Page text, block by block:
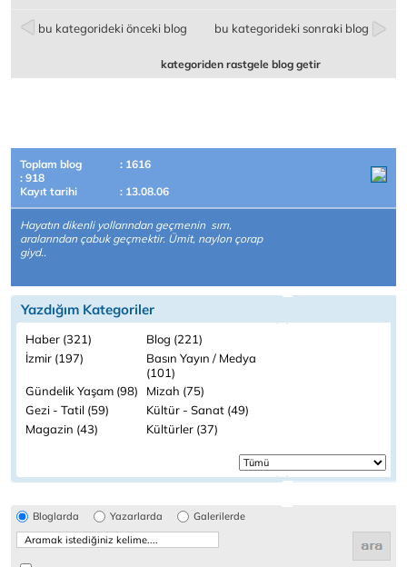
bu kategorideki önceki blog bu kategorideki sonraki blog
kategoriden rastgele blog getir
Toplam blog
: 1616
: 918
Kayıt tarihi
: 13.08.06
Hayatın dikenli yollarından geçmenin sırrı,
aralarından çabuk geçmektir. Ümit, naylon çorap
giyd..
Yazdığım Kategoriler
Haber (321)
Blog (221)
İzmir (197)
Basın Yayın / Medya
(101)
Gündelik Yaşam (98)
Mizah (75)
Gezi - Tatil (59)
Kültür - Sanat (49)
Magazin (43)
Kültürler (37)
Bloglarda Yazarlarda Galerilerde